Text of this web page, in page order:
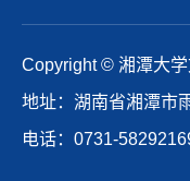
Copyright © 湘潭大
地址：湖南省湘潭市
电话：0731-